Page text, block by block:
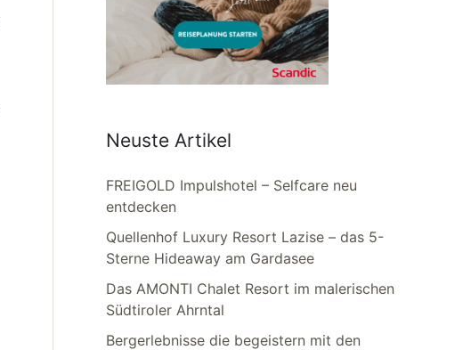
Neuste Artikel
FREIGOLD Impulshotel – Selfcare neu
entdecken
Quellenhof Luxury Resort Lazise – das 5-
Sterne Hideaway am Gardasee
Das AMONTI Chalet Resort im malerischen
Südtiroler Ahrntal
Bergerlebnisse die begeistern mit den